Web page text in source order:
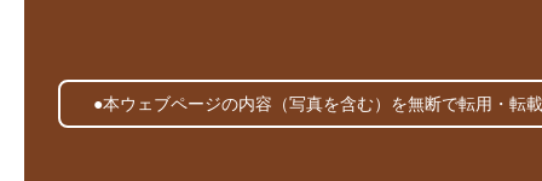
●本ウェブページの内容（写真を含む）を無断で転用・転